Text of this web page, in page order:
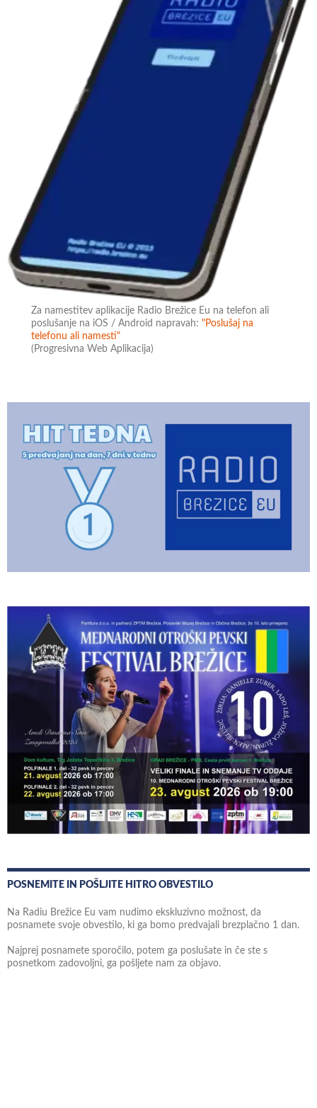
Za namestitev aplikacije Radio Brežice Eu na telefon ali
poslušanje na iOS / Android napravah:"Poslušaj na
telefonu ali namesti"
(Progresivna Web Aplikacija)
POSNEMITE IN POŠLJITE HITRO OBVESTILO
Na Radiu Brežice Eu vam nudimo ekskluzivno možnost, da
posnamete svoje obvestilo, ki ga bomo predvajali brezplačno 1 dan.
Najprej posnamete sporočilo, potem ga poslušate in če ste s
posnetkom zadovoljni, ga pošljete nam za objavo.